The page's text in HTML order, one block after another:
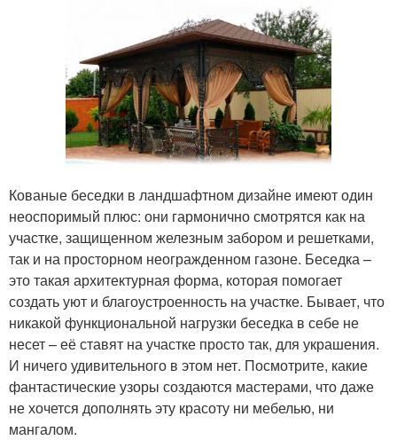
Кованые беседки в ландшафтном дизайне имеют один
неоспоримый плюс: они гармонично смотрятся как на
участке, защищенном железным забором и решетками,
так и на просторном неогражденном газоне. Беседка –
это такая архитектурная форма, которая помогает
создать уют и благоустроенность на участке. Бывает, что
никакой функциональной нагрузки беседка в себе не
несет – её ставят на участке просто так, для украшения.
И ничего удивительного в этом нет. Посмотрите, какие
фантастические узоры создаются мастерами, что даже
не хочется дополнять эту красоту ни мебелью, ни
мангалом.